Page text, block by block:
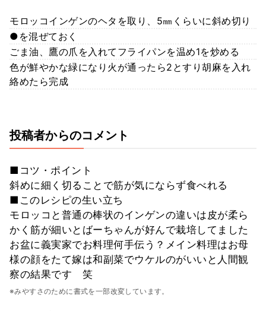
モロッコインゲンのヘタを取り、5㎜くらいに斜め切り
●を混ぜておく
ごま油、鷹の爪を入れてフライパンを温め1を炒める
色が鮮やかな緑になり火が通ったら2とすり胡麻を入れ
絡めたら完成
投稿者からのコメント
■コツ・ポイント
斜めに細く切ることで筋が気にならず食べれる
■このレシピの生い立ち
モロッコと普通の棒状のインゲンの違いは皮が柔ら
かく筋が細いとばーちゃんが好んで栽培してました
お盆に義実家でお料理何手伝う？メイン料理はお母
様の顔をたて嫁は和副菜でウケルのがいいと人間観
察の結果です 笑
※みやすさのために書式を一部改変しています。